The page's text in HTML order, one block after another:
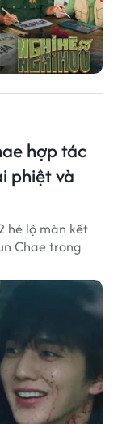
hợp tác
phiệt và
hé lộ màn kết
Chae trong